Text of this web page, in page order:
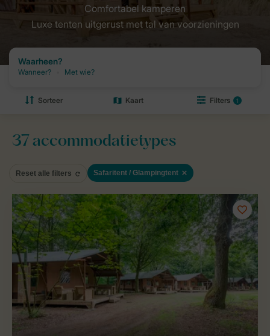
Luxe tenten uitgerust met tal van voorzieningen